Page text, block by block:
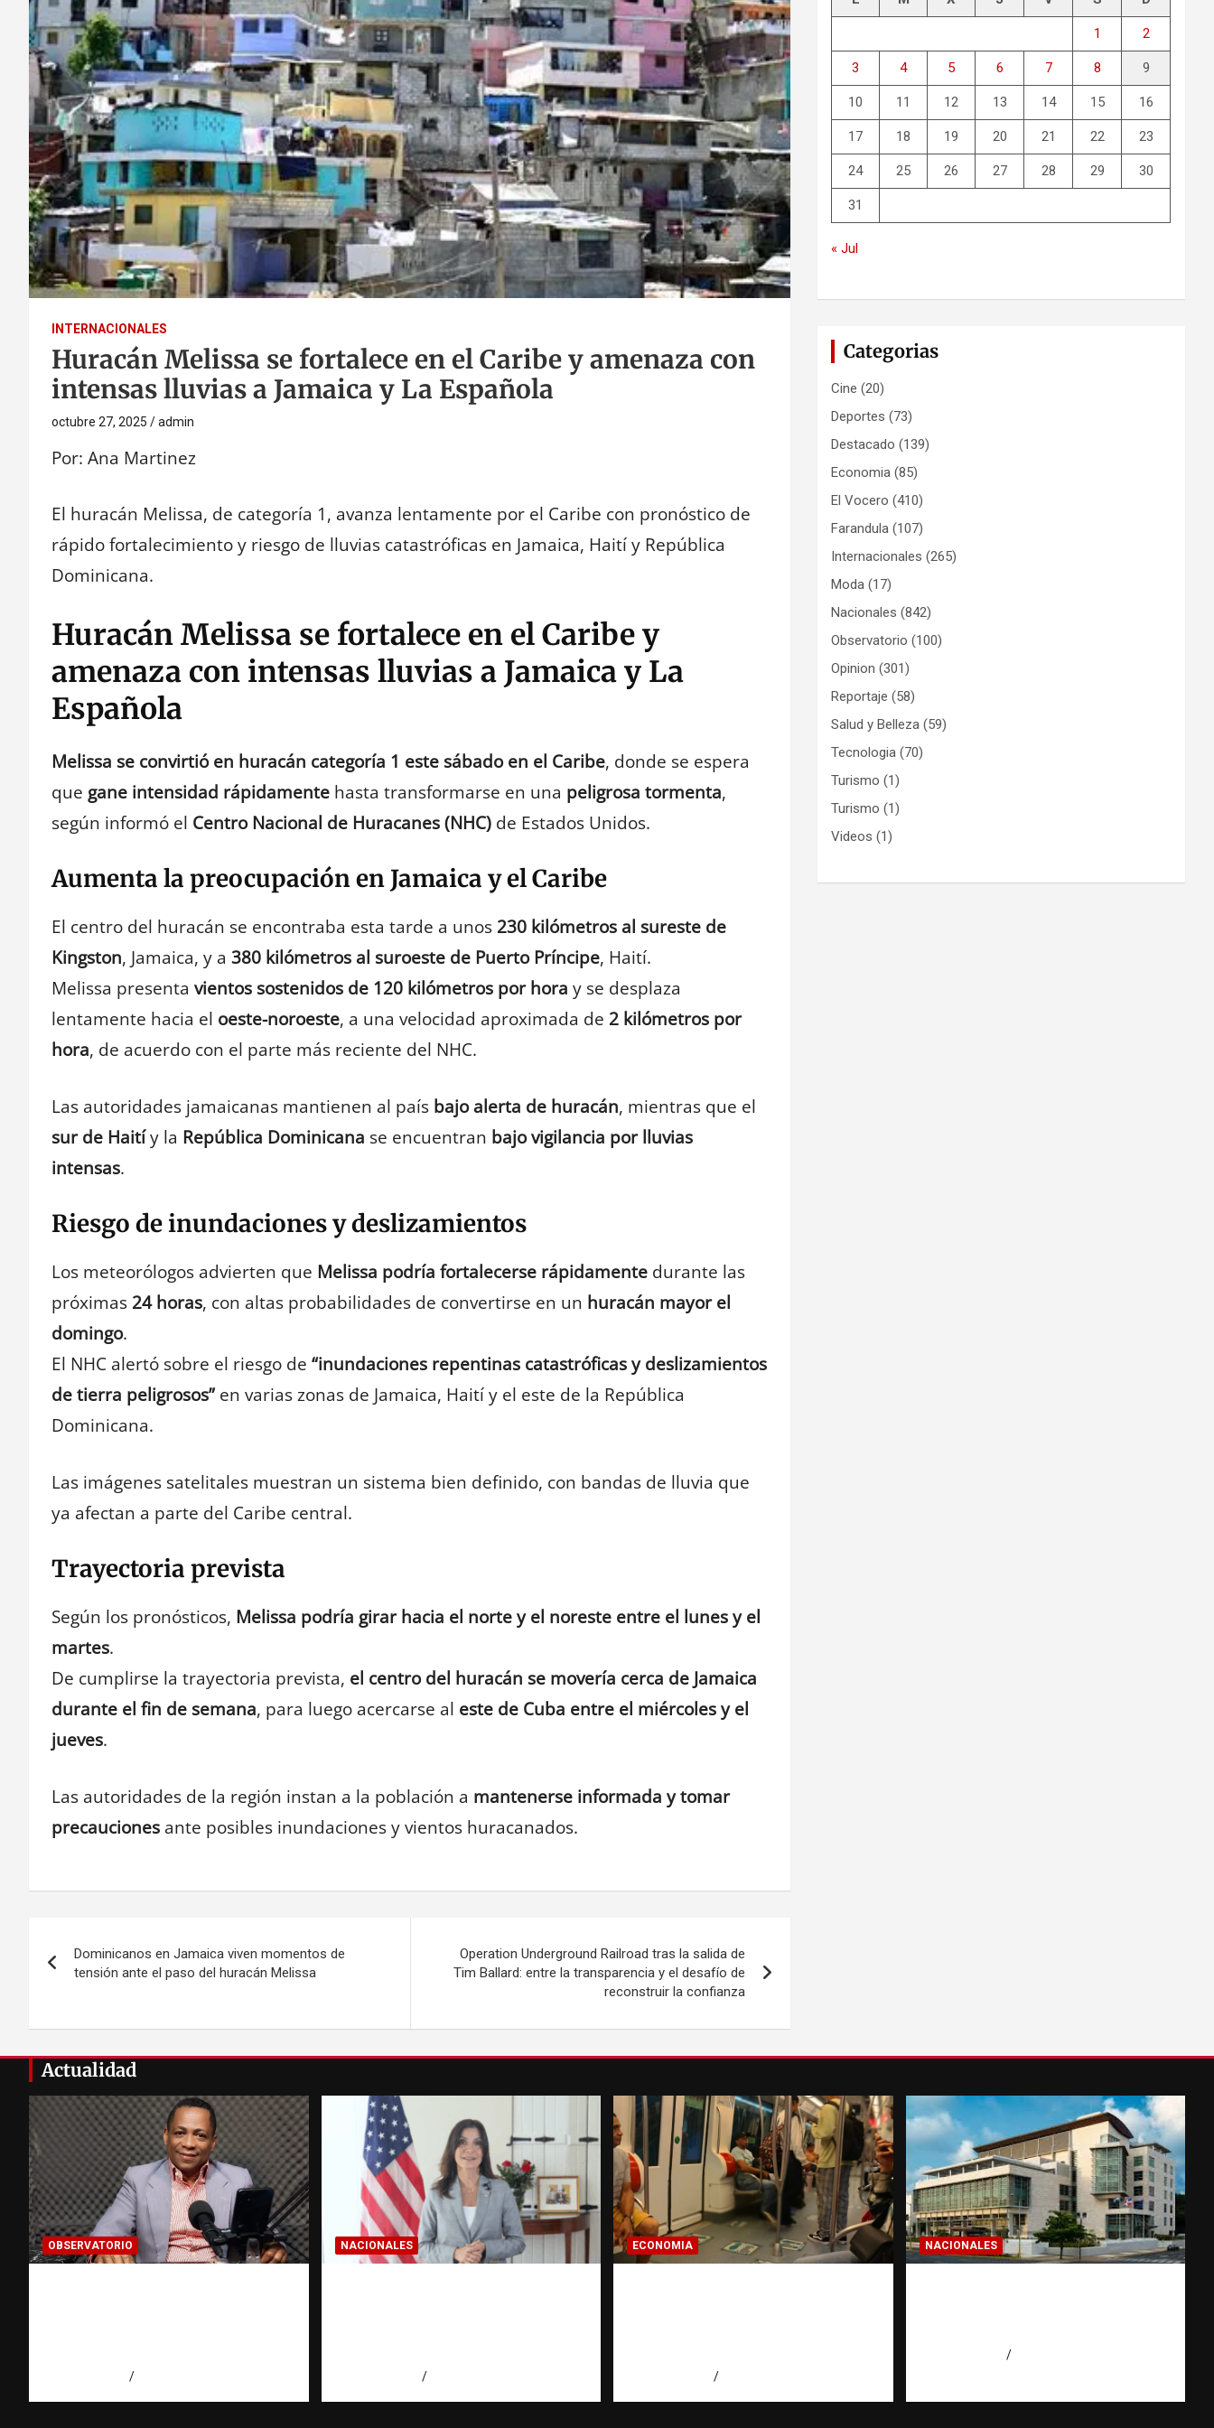
INTERNACIONALES
Huracán Melissa se fortalece en el Caribe y amenaza con
intensas lluvias a Jamaica y La Española
octubre 27, 2025 admin
Por: Ana Martinez
El huracán Melissa, de categoría 1, avanza lentamente por el Caribe con pronóstico de
rápido fortalecimiento y riesgo de lluvias catastróficas en Jamaica, Haití y República
Dominicana.
Huracán Melissa se fortalece en el Caribe y
amenaza con intensas lluvias a Jamaica y La
Española
Melissa se convirtió en huracán categoría 1 este sábado en el Caribe, donde se espera
que gane intensidad rápidamente hasta transformarse en una peligrosa tormenta,
según informó el Centro Nacional de Huracanes (NHC) de Estados Unidos.
Aumenta la preocupación en Jamaica y el Caribe
El centro del huracán se encontraba esta tarde a unos 230 kilómetros al sureste de
Kingston, Jamaica, y a 380 kilómetros al suroeste de Puerto Príncipe, Haití.
Melissa presenta vientos sostenidos de 120 kilómetros por hora y se desplaza
lentamente hacia el oeste-noroeste, a una velocidad aproximada de 2 kilómetros por
hora, de acuerdo con el parte más reciente del NHC.
Las autoridades jamaicanas mantienen al país bajo alerta de huracán, mientras que el
sur de Haitíy la República Dominicana se encuentran bajo vigilancia por lluvias
intensas.
Riesgo de inundaciones y deslizamientos
Los meteorólogos advierten que Melissa podría fortalecerse rápidamente durante las
próximas 24 horas, con altas probabilidades de convertirse en un huracán mayor el
domingo.
El NHC alertó sobre el riesgo de “inundaciones repentinas catastróficas y deslizamientos
de tierra peligrosos” en varias zonas de Jamaica, Haití y el este de la República
Dominicana.
Las imágenes satelitales muestran un sistema bien definido, con bandas de lluvia que
ya afectan a parte del Caribe central.
Trayectoria prevista
Según los pronósticos, Melissa podría girar hacia el norte y el noreste entre el lunes y el
martes.
De cumplirse la trayectoria prevista, el centro del huracán se movería cerca de Jamaica
durante el fin de semana, para luego acercarse al este de Cuba entre el miércoles y el
jueves.
Las autoridades de la región instan a la población a mantenerse informada y tomar
precauciones ante posibles inundaciones y vientos huracanados.
de
Dominicanos en Jamaica viven momentos de
tensión ante el paso del huracán Melissa
Operation Underground Railroad tras la salida de
Tim Ballard: entre la transparencia y el desafío de
reconstruir la confianza
1 2
3 4 5 6 7 8 9
10 11 12 13 14 15 16
17 18 19 20 21 22 23
24 25 26 27 28 29 30
31
« Jul
Categorias
Cine (20)
Deportes (73)
Destacado (139)
Economia (85)
El Vocero (410)
Farandula (107)
Internacionales (265)
Moda (17)
Nacionales (842)
Observatorio (100)
Opinion (301)
Reportaje (58)
Salud y Belleza (59)
Tecnologia (70)
Turismo (1)
Turismo (1)
Videos (1)
Actualidad
OBSERVATORIO NACIONALES ECONOMIA NACIONALES